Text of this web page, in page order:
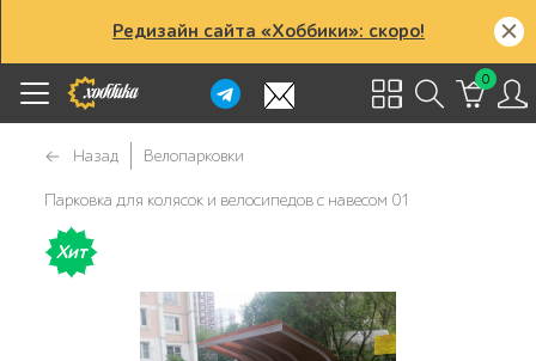
Редизайн сайта «Хоббики»: скоро!
0
Назад Велопарковки
Парковка для колясок и велосипедов с навесом 01
Хит